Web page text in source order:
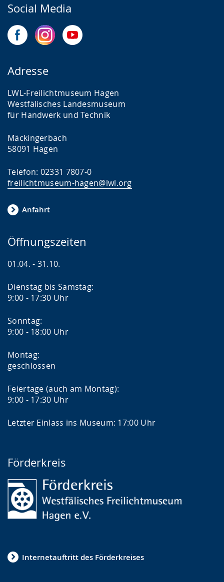
Social Media
Adresse
LWL-Freilichtmuseum Hagen
Westfälisches Landesmuseum
für Handwerk und Technik
Mäckingerbach
58091 Hagen
Telefon: 02331 7807-0
freilichtmuseum-hagen@lwl.org
Anfahrt
Öffnungszeiten
01.04. - 31.10.
Dienstag bis Samstag:
9:00 - 17:30 Uhr
Sonntag:
9:00 - 18:00 Uhr
Montag:
geschlossen
Feiertage (auch am Montag):
9:00 - 17:30 Uhr
Letzter Einlass ins Museum: 17:00 Uhr
Förderkreis
Internetauftritt des Förderkreises